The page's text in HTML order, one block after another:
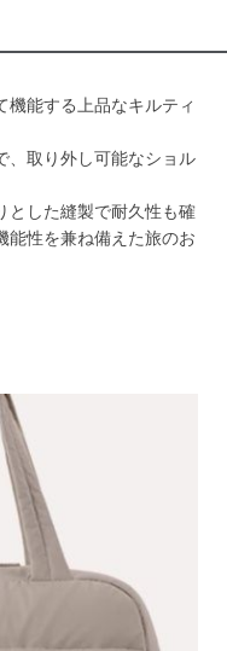
機能する上品なキルティ
、取り外し可能なショル
とした縫製で耐久性も確
能性を兼ね備えた旅のお